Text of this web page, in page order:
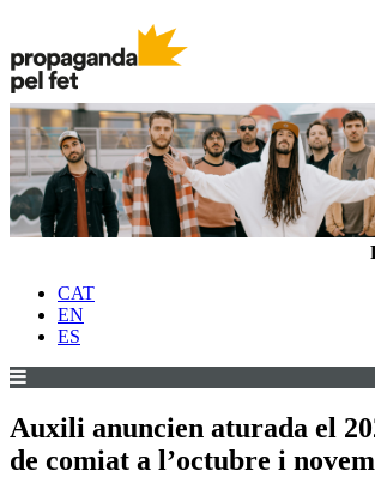
CAT
EN
ES
Auxili anuncien aturada el
de comiat a l’octubre i